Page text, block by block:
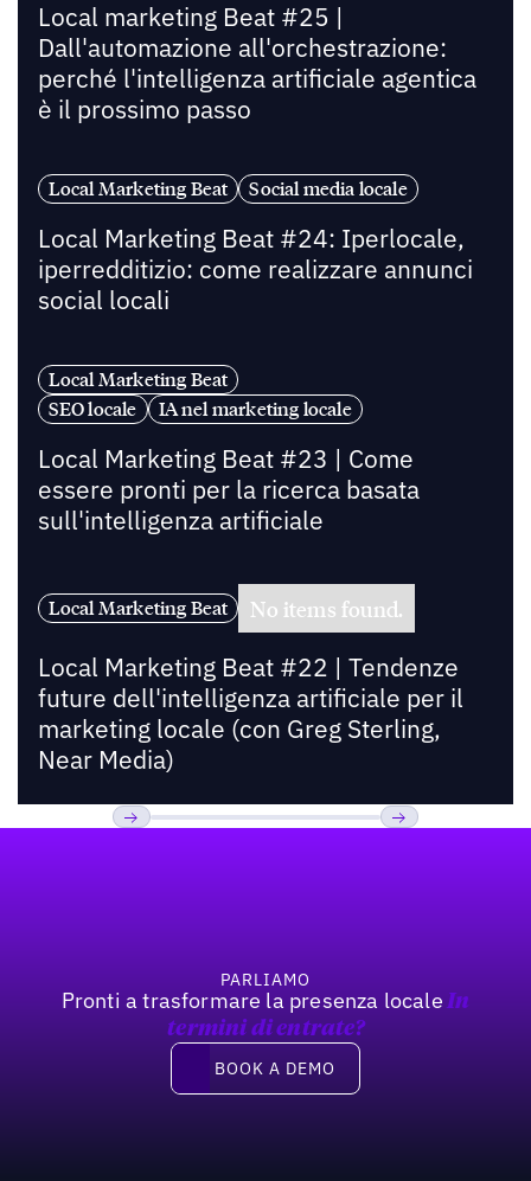
Local marketing Beat #25 |
Dall'automazione all'orchestrazione:
perché l'intelligenza artificiale agentica
è il prossimo passo
Local Marketing Beat Social media locale
Local Marketing Beat #24: Iperlocale,
iperredditizio: come realizzare annunci
social locali
Local Marketing Beat
SEO locale
IA nel marketing locale
Local Marketing Beat #23 | Come
essere pronti per la ricerca basata
sull'intelligenza artificiale
Local Marketing Beat No items found.
Local Marketing Beat #22 | Tendenze
future dell'intelligenza artificiale per il
marketing locale (con Greg Sterling,
Near Media)
PARLIAMO
Pronti a trasformare la presenza locale In
termini di entrate?
Book a demo
BOOK A DEMO